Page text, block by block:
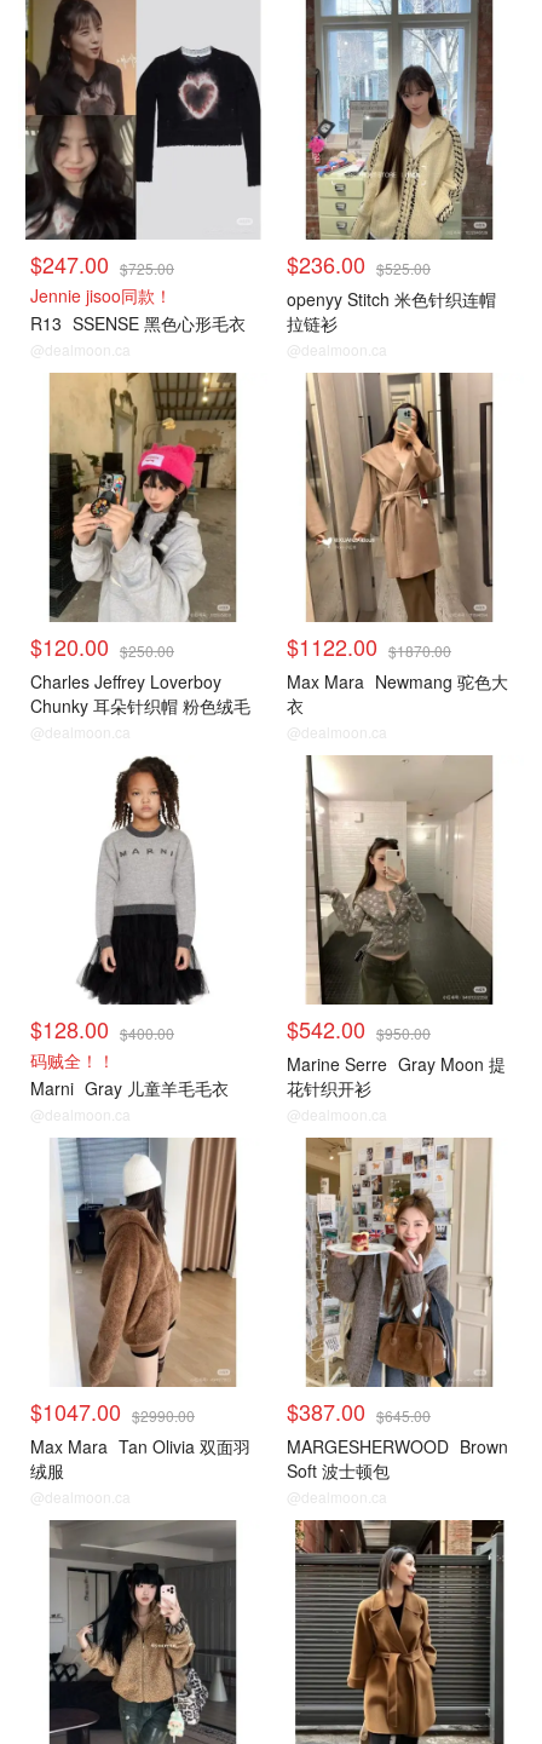
小编推荐
$247.00 $725.00
Jennie jisoo同款！
R13 SSENSE 黑色心形毛衣
@dealmoon.ca
小编推荐
$236.00 $525.00
openyy Stitch 米色针织连帽
拉链衫
@dealmoon.ca
$120.00 $250.00
Charles Jeffrey Loverboy
Chunky 耳朵针织帽 粉色绒毛
@dealmoon.ca
小编推荐
$1122.00 $1870.00
Max Mara Newmang 驼色大
衣
@dealmoon.ca
$128.00 $400.00
码贼全！！
Marni Gray 儿童羊毛毛衣
@dealmoon.ca
小编推荐
$542.00 $950.00
Marine Serre Gray Moon 提
花针织开衫
@dealmoon.ca
小编推荐
$1047.00 $2990.00
Max Mara Tan Olivia 双面羽
绒服
@dealmoon.ca
小编推荐
$387.00 $645.00
MARGESHERWOOD Brown
Soft 波士顿包
@dealmoon.ca
小编推荐 小编推荐